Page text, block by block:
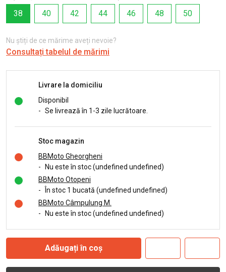
38
40 42 44 46 48 50
Nu știți de ce mărime aveți nevoie?
Consultați tabelul de mărimi
Livrare la domiciliu
Disponibil
- Se livrează în 1-3 zile lucrătoare.
Stoc magazin
BBMoto Gheorgheni
-
Nu este în stoc (undefined undefined)
BBMoto Otopeni
-
În stoc 1 bucată (undefined undefined)
BBMoto Câmpulung M.
-
Nu este în stoc (undefined undefined)
Adăugați în coș